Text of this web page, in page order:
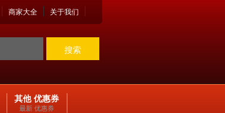
关于我们
商家大全
搜索
其他 优惠券
最新 优惠券